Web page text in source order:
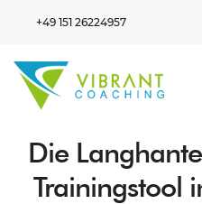
+49 151 26224957
Die
Trainingstool